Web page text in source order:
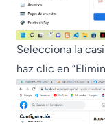
Selecciona la
haz clic en